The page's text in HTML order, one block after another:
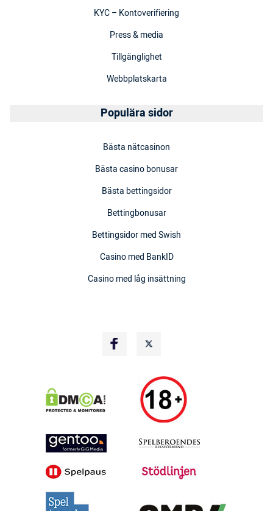
KYC – Kontoverifiering
Press & media
Tillgänglighet
Webbplatskarta
Populära sidor
Bästa nätcasinon
Bästa casino bonusar
Bästa bettingsidor
Bettingbonusar
Bettingsidor med Swish
Casino med BankID
Casino med låg insättning